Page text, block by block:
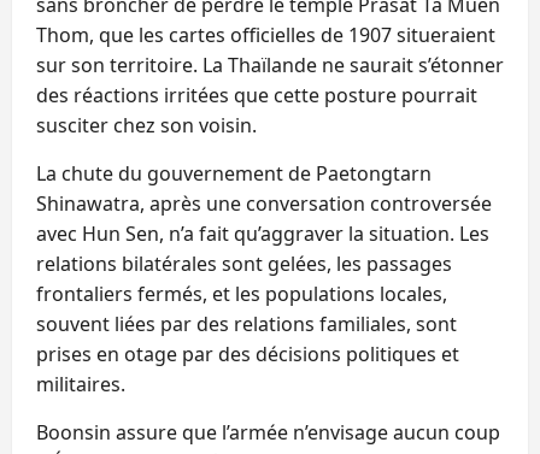
Thom, que les cartes officielles de 1907 situeraient
sur son territoire. La Thaïlande ne saurait s’étonner
des réactions irritées que cette posture pourrait
susciter chez son voisin.
La chute du gouvernement de Paetongtarn
Shinawatra, après une conversation controversée
avec Hun Sen, n’a fait qu’aggraver la situation. Les
relations bilatérales sont gelées, les passages
frontaliers fermés, et les populations locales,
souvent liées par des relations familiales, sont
prises en otage par des décisions politiques et
militaires.
Boonsin assure que l’armée n’envisage aucun coup